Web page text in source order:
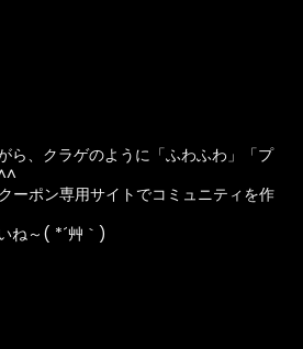
ら、クラゲのように「ふわふわ」「プ
ーポン専用サイトでコミュニティを作
ね～( *´艸｀)